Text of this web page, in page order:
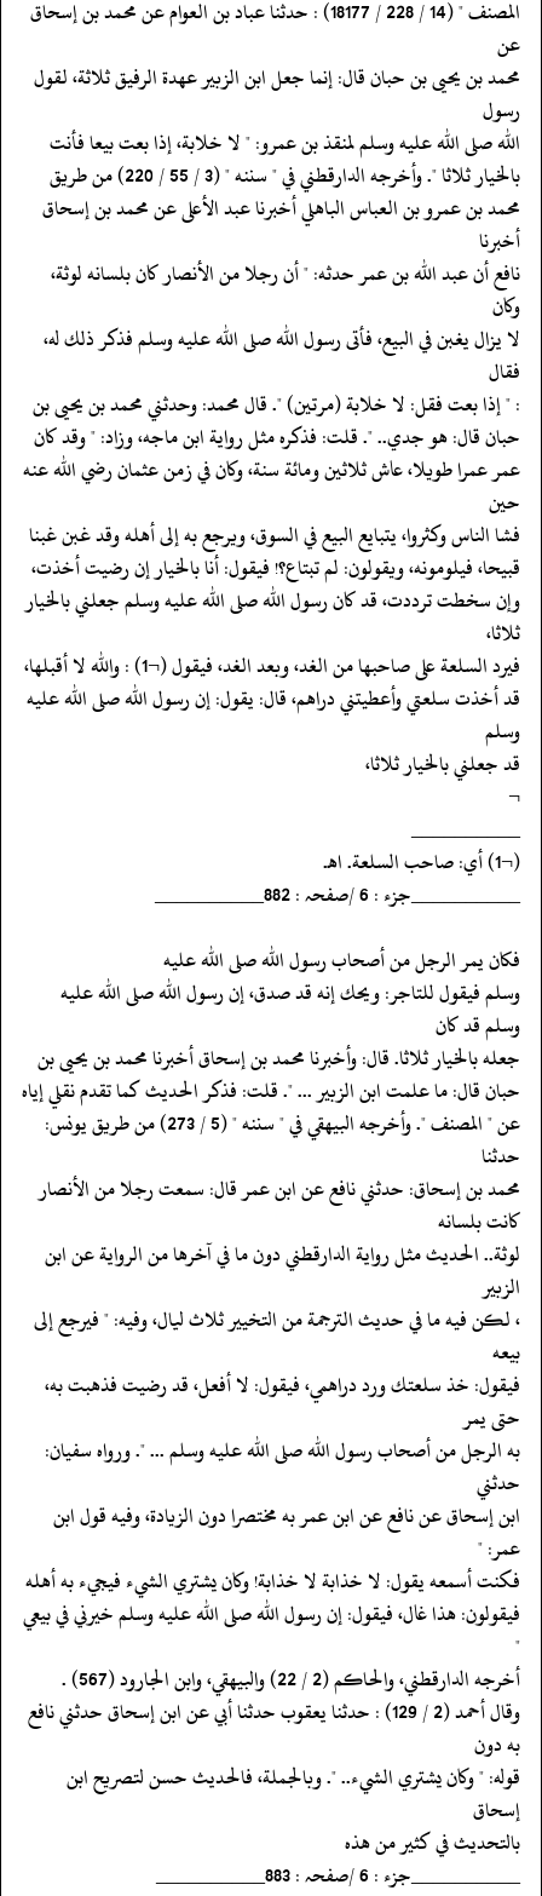
‏‏‏‏المصنف " (14 / 228 / 18177) : حدثنا عباد بن العوام عن محمد بن إسحاق
عن
‏‏‏‏محمد بن يحيى بن حبان قال: إنما جعل ابن الزبير عهدة الرفيق ثلاثة، لقول
رسول
‏‏‏‏الله صلى الله عليه وسلم لمنقذ بن عمرو: " لا خلابة، إذا بعت بيعا فأنت
‏‏‏‏بالخيار ثلاثا ". وأخرجه الدارقطني في " سننه " (3 / 55 / 220) من طريق
‏‏‏‏محمد بن عمرو بن العباس الباهلي أخبرنا عبد الأعلى عن محمد بن إسحاق
أخبرنا
‏‏‏‏نافع أن عبد الله بن عمر حدثه: " أن رجلا من الأنصار كان بلسانه لوثة،
وكان
‏‏‏‏لا يزال يغبن في البيع، فأتى رسول الله صلى الله عليه وسلم فذكر ذلك له،
فقال
‏‏‏‏: " إذا بعت فقل: لا خلابة (مرتين) ". قال محمد: وحدثني محمد بن يحيى بن
‏‏‏‏حبان قال: هو جدي.. ". قلت: فذكره مثل رواية ابن ماجه، وزاد: " وقد كان
‏‏‏‏عمر عمرا طويلا، عاش ثلاثين ومائة سنة، وكان في زمن عثمان رضي الله عنه
حين
‏‏‏‏فشا الناس وكثروا، يتبايع البيع في السوق، ويرجع به إلى أهله وقد غبن غبنا
‏‏‏‏قبيحا، فيلومونه، ويقولون: لم تبتاع؟! فيقول: أنا بالخيار إن رضيت أخذت،
‏‏‏‏وإن سخطت ترددت، قد كان رسول الله صلى الله عليه وسلم جعلني بالخيار
ثلاثا،
‏‏‏‏فيرد السلعة على صاحبها من الغد، وبعد الغد، فيقول (¬1) : والله لا أقبلها،
‏‏‏‏قد أخذت سلعتي وأعطيتني دراهم، قال: يقول: إن رسول الله صلى الله عليه
وسلم
‏‏‏‏قد جعلني بالخيار ثلاثا،
‏‏‏‏¬
‏‏‏‏__________
‏‏‏‏(¬1) أي: صاحب السلعة. اهـ.
‏‏‏‏__________جزء : 6 /صفحہ : 882__________
‏‏‏‏فكان يمر الرجل من أصحاب رسول الله صلى الله عليه
‏‏‏‏وسلم فيقول للتاجر: ويحك إنه قد صدق، إن رسول الله صلى الله عليه
وسلم قد كان
‏‏‏‏جعله بالخيار ثلاثا. قال: وأخبرنا محمد بن إسحاق أخبرنا محمد بن يحيى بن
‏‏‏‏حبان قال: ما علمت ابن الزبير ... ". قلت: فذكر الحديث كما تقدم نقلي إياه
‏‏‏‏عن " المصنف ". وأخرجه البيهقي في " سننه " (5 / 273) من طريق يونس:
حدثنا
‏‏‏‏محمد بن إسحاق: حدثني نافع عن ابن عمر قال: سمعت رجلا من الأنصار
كانت بلسانه
‏‏‏‏لوثة.. الحديث مثل رواية الدارقطني دون ما في آخرها من الرواية عن ابن
الزبير
‏‏‏‏، لكن فيه ما في حديث الترجمة من التخيير ثلاث ليال، وفيه: " فيرجع إلى
بيعه
‏‏‏‏فيقول: خذ سلعتك ورد دراهمي، فيقول: لا أفعل، قد رضيت فذهبت به،
حتى يمر
‏‏‏‏به الرجل من أصحاب رسول الله صلى الله عليه وسلم ... ". ورواه سفيان:
حدثني
‏‏‏‏ابن إسحاق عن نافع عن ابن عمر به مختصرا دون الزيادة، وفيه قول ابن
عمر: "
‏‏‏‏فكنت أسمعه يقول: لا خذابة لا خذابة! وكان يشتري الشيء فيجيء به أهله
‏‏‏‏فيقولون: هذا غال، فيقول: إن رسول الله صلى الله عليه وسلم خيرني في بيعي
"
‏‏‏‏أخرجه الدارقطني، والحاكم (2 / 22) والبيهقي، وابن الجارود (567) .
‏‏‏‏وقال أحمد (2 / 129) : حدثنا يعقوب حدثنا أبي عن ابن إسحاق حدثني نافع
به دون
‏‏‏‏قوله: " وكان يشتري الشيء.. ". وبالجملة، فالحديث حسن لتصريح ابن
إسحاق
‏‏‏‏بالتحديث في كثير من هذه
‏‏‏‏__________جزء : 6 /صفحہ : 883__________